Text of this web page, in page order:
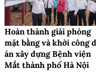
Hoàn thành giải phóng
mặt bằng và khởi công
án xây dựng Bệnh viện
Mắt thành phố Hà Nội